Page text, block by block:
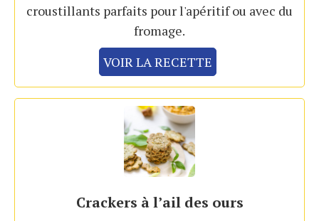
croustillants parfaits pour l'apéritif ou avec du
fromage.
VOIR LA RECETTE
Crackers à l’ail des ours